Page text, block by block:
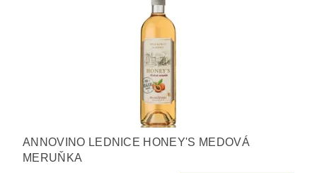
ANNOVINO LEDNICE HONEY'S MEDOVÁ
MERUŇKA